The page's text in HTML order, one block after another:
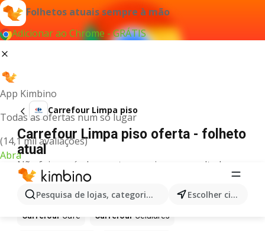
Folhetos atuais sempre à mão
Adicionar ao Chrome - GRÁTIS
App Kimbino
Todas as ofertas num só lugar
(14,1 mil avaliações)
Abra
Pesquisa de lojas, categorias,produtos... Escolher cidade
Carrefour Limpa piso
Carrefour Limpa piso oferta - folheto
atual
Não foi possível encontrar quaisquer resultados
para este termo.
Mais produtos em Carrefour
Carrefour Café Carrefour Celulares